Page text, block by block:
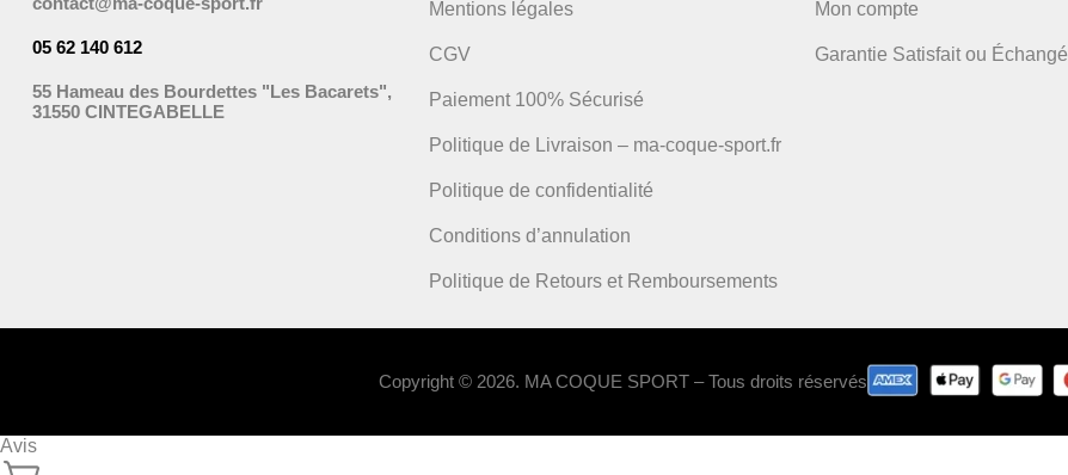
05 62 140 612
55 Hameau des Bourdettes "Les Bacarets",
31550 CINTEGABELLE
Mentions légales
CGV
Paiement 100% Sécurisé
Politique de Livraison – ma-coque-sport.fr
Politique de confidentialité
Conditions d’annulation
Politique de Retours et Remboursements
Mon compte
Garantie Satisfait ou Échangé
Copyright © 2026. MA COQUE SPORT – Tous droits réservés
Avis